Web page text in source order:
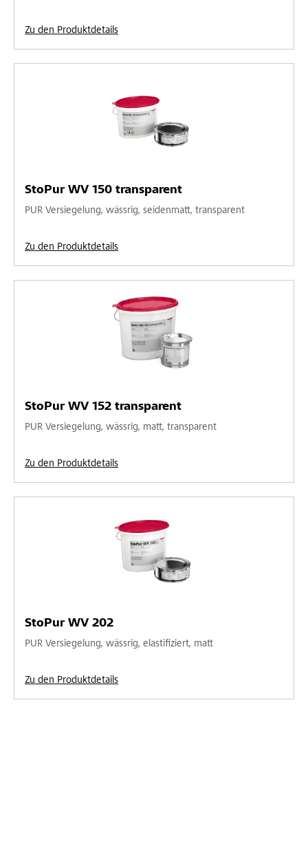
Zu den Produktdetails
StoPur WV 150 transparent
PUR Versiegelung, wässrig, seidenmatt, transparent
Zu den Produktdetails
StoPur WV 152 transparent
PUR Versiegelung, wässrig, matt, transparent
Zu den Produktdetails
StoPur WV 202
PUR Versiegelung, wässrig, elastifiziert, matt
Zu den Produktdetails